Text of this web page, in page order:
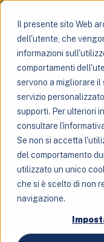
Il presente sito Web
dell'utente, che
informazioni
comportamenti
servono a migliorare il
servizio
supporti. Per ulteriori
consultare
Se non si accetta
del comportamento
utilizzato un unico
che si è scelto di non
navigazione.
dal
ansia o